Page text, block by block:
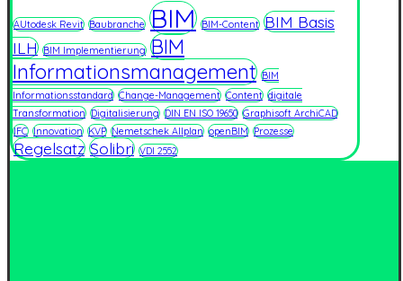
AUtodesk Revit Baubranche BIM BIM-Content BIM Basis
ILH BIM Implementierung BIM
Informationsmanagement BIM
Informationsstandard Change-Management Content digitale
Transformation Digitalisierung DIN EN ISO 19650 Graphisoft ArchiCAD
IFC Innovation KVP Nemetschek Allplan openBIM Prozesse
Regelsatz Solibri VDI 2552